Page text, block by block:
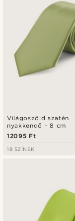
Világoszöld szatén
nyakkendő - 8 cm
12095 Ft
18 SZÍNEK